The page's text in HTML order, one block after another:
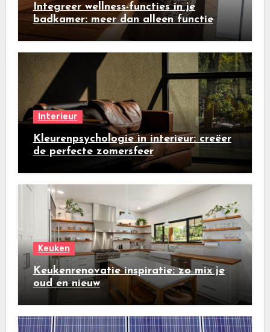
Integreer wellness-functies in je
badkamer: meer dan alleen functie
Interieur
Kleurenpsychologie in interieur: creëer
de perfecte zomersfeer
Keuken
Keukenrenovatie inspiratie: zo mix je
oud en nieuw